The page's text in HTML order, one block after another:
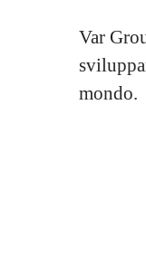
Var
mondo.